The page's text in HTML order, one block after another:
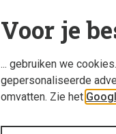
Voor je
... gebruiken we
gepersonaliseerde
omvatten. Zie het